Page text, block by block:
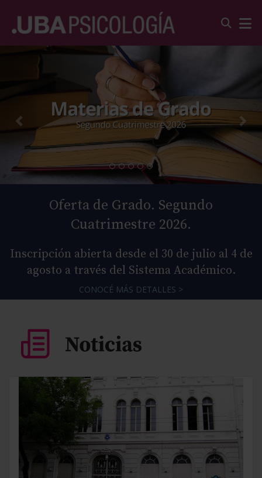
Oferta de Grado. Segundo
Cuatrimestre 2026.
Inscripción abierta desde el 30 de julio al 4 de
agosto a través del Sistema Académico.
CONOCÉ MÁS DETALLES >